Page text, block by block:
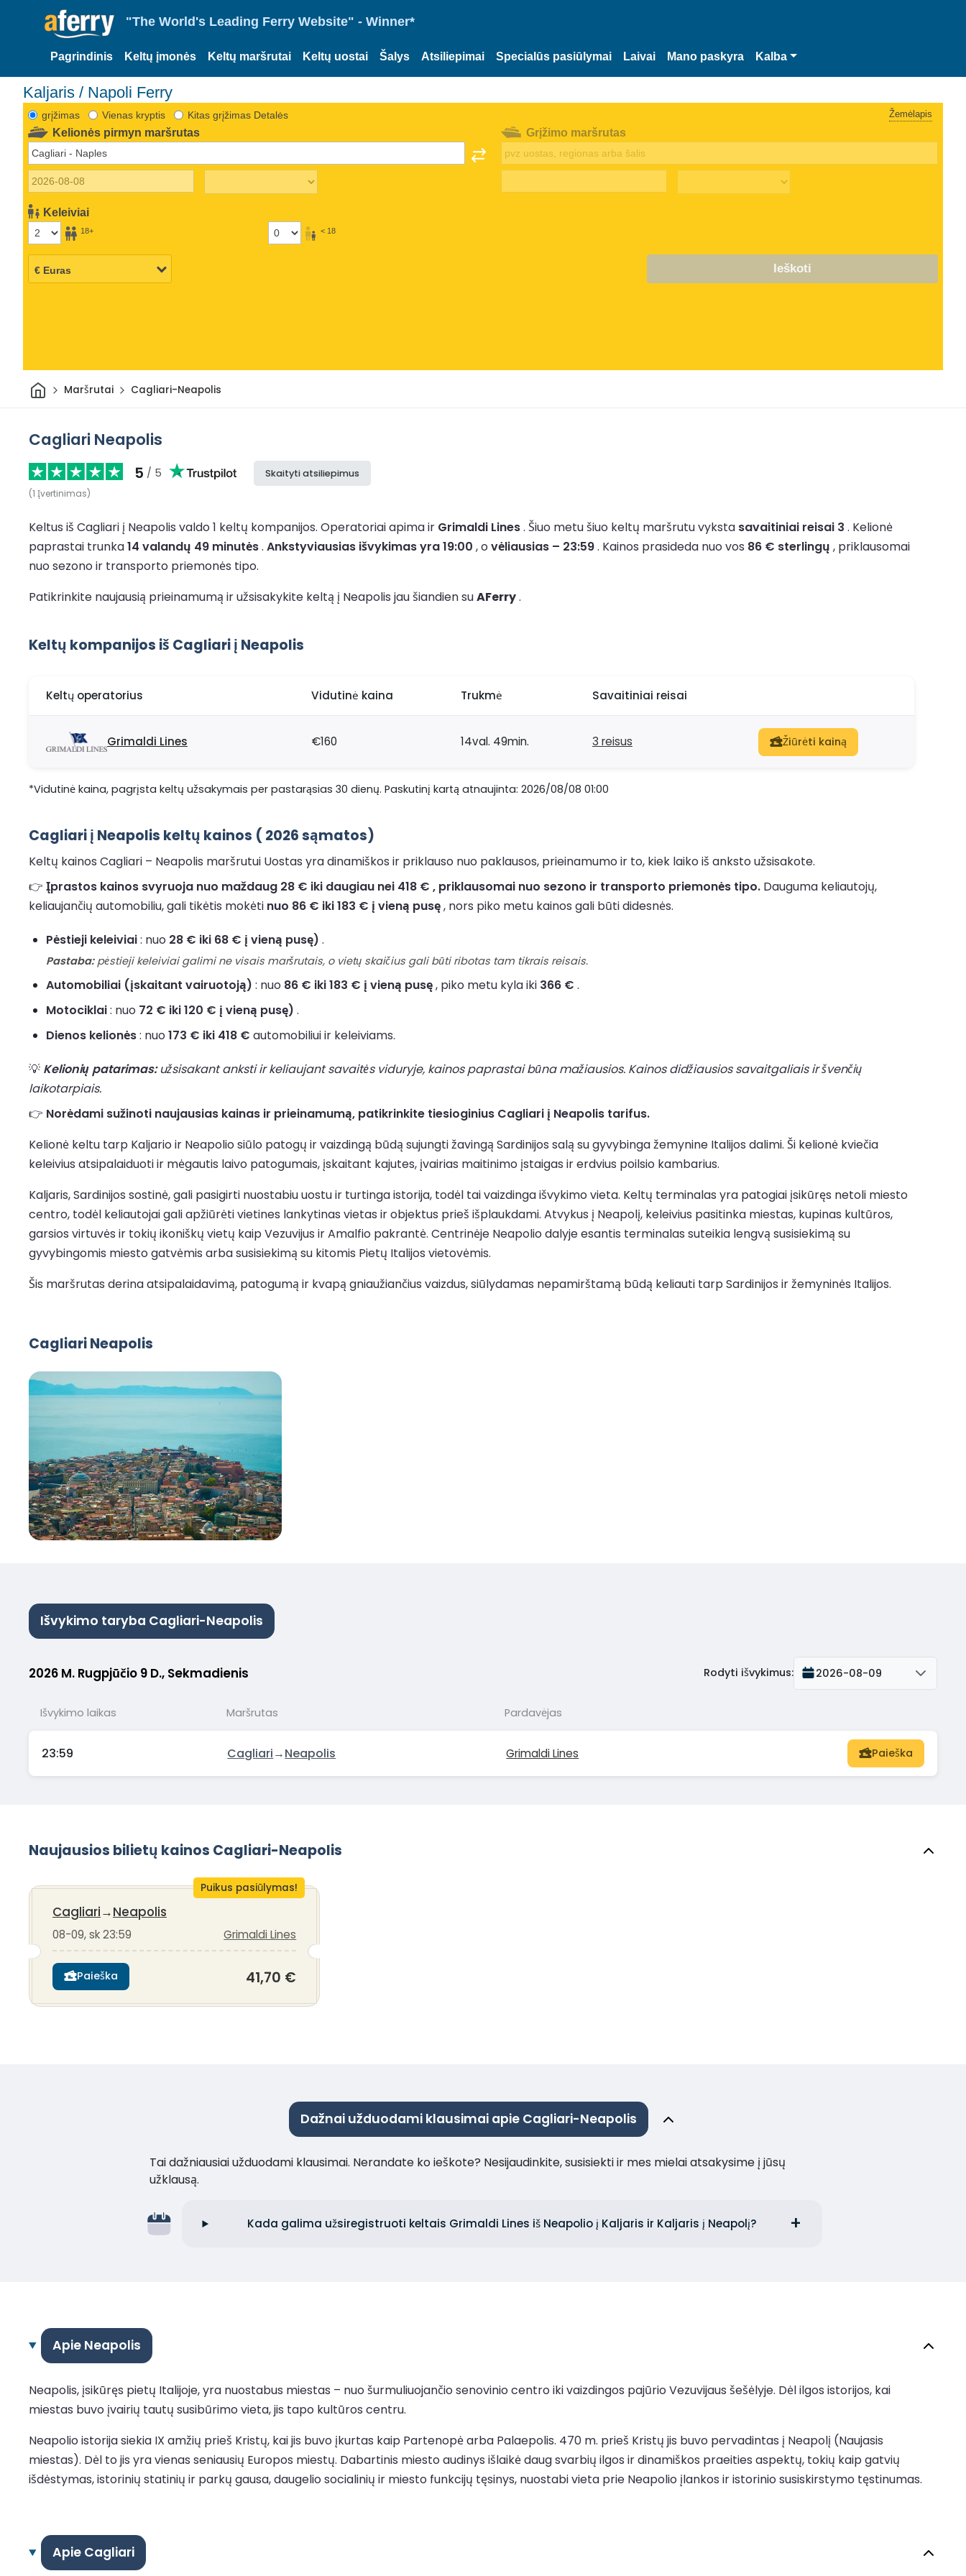
"The World's Leading Ferry Website" - Winner*
Pagrindinis Keltų įmonės Keltų maršrutai Keltų uostai Šalys Atsiliepimai Specialūs pasiūlymai Laivai Mano paskyra Kalba
Kaljaris / Napoli Ferry
grįžimas Vienas kryptis Kitas grįžimas Detalės Žemėlapis
Kelionės pirmyn maršrutas
Keleiviai
18+ < 18
Grįžimo maršrutas
Ieškoti
Pradžia
Maršrutai Cagliari-Neapolis
Cagliari Neapolis
5 / 5
(1 Įvertinimas)
Skaityti atsiliepimus
Keltus iš Cagliari į Neapolis valdo 1 keltų kompanijos. Operatoriai apima ir Grimaldi Lines. Šiuo metu šiuo keltų maršrutu vyksta savaitiniai reisai 3 . Kelionė
paprastai trunka14 valandų 49 minutės. Ankstyviausias išvykimas yra 19:00 , o vėliausias – 23:59. Kainos prasideda nuo vos 86 € sterlingų , priklausomai
nuo sezono ir transporto priemonės tipo.
Patikrinkite naujausią prieinamumą ir užsisakykite keltą į Neapolis jau šiandien suAFerry.
Keltų kompanijos iš Cagliari į Neapolis
Keltų operatorius Vidutinė kaina Trukmė Savaitiniai reisai
Grimaldi Lines €160 14val. 49min. 3 reisus Žiūrėti kainą
*Vidutinė kaina, pagrįsta keltų užsakymais per pastarąsias 30 dienų. Paskutinį kartą atnaujinta: 2026/08/08 01:00
Cagliari į Neapolis keltų kainos ( 2026 sąmatos)
Keltų kainos Cagliari – Neapolis maršrutui Uostas yra dinamiškos ir priklauso nuo paklausos, prieinamumo ir to, kiek laiko iš anksto užsisakote.
👉 Įprastos kainos svyruoja nuo maždaug 28 € iki daugiau nei 418 € , priklausomai nuo sezono ir transporto priemonės tipo. Dauguma keliautojų,
keliaujančių automobiliu, gali tikėtis mokėti nuo 86 € iki 183 € į vieną pusę, nors piko metu kainos gali būti didesnės.
Pėstieji keleiviai: nuo 28 € iki 68 € į vieną pusę) .
Pastaba:pėstieji keleiviai galimi ne visais maršrutais, o vietų skaičius gali būti ribotas tam tikrais reisais.
Automobiliai (įskaitant vairuotoją) : nuo 86 € iki 183 € į vieną pusę, piko metu kyla iki 366 € .
Motociklai: nuo 72 € iki 120 € į vieną pusę) .
Dienos kelionės: nuo 173 € iki 418 € automobiliui ir keleiviams.
💡 Kelionių patarimas:užsisakant anksti ir keliaujant savaitės viduryje, kainos paprastai būna mažiausios. Kainos didžiausios savaitgaliais ir švenčių
laikotarpiais.
👉 Norėdami sužinoti naujausias kainas ir prieinamumą, patikrinkite tiesioginius Cagliari į Neapolis tarifus.
Kelionė keltu tarp Kaljario ir Neapolio siūlo patogų ir vaizdingą būdą sujungti žavingą Sardinijos salą su gyvybinga žemynine Italijos dalimi. Ši kelionė kviečia
keleivius atsipalaiduoti ir mėgautis laivo patogumais, įskaitant kajutes, įvairias maitinimo įstaigas ir erdvius poilsio kambarius.
Kaljaris, Sardinijos sostinė, gali pasigirti nuostabiu uostu ir turtinga istorija, todėl tai vaizdinga išvykimo vieta. Keltų terminalas yra patogiai įsikūręs netoli miesto
centro, todėl keliautojai gali apžiūrėti vietines lankytinas vietas ir objektus prieš išplaukdami. Atvykus į Neapolį, keleivius pasitinka miestas, kupinas kultūros,
garsios virtuvės ir tokių ikoniškų vietų kaip Vezuvijus ir Amalfio pakrantė. Centrinėje Neapolio dalyje esantis terminalas suteikia lengvą susisiekimą su
gyvybingomis miesto gatvėmis arba susisiekimą su kitomis Pietų Italijos vietovėmis.
Šis maršrutas derina atsipalaidavimą, patogumą ir kvapą gniaužiančius vaizdus, siūlydamas nepamirštamą būdą keliauti tarp Sardinijos ir žemyninės Italijos.
Cagliari Neapolis
Išvykimo taryba Cagliari-Neapolis
2026 M. Rugpjūčio 9 D., Sekmadienis Rodyti išvykimus: 2026-08-09
Išvykimo laikas Maršrutas Pardavėjas
23:59 Cagliari→Neapolis Grimaldi Lines Paieška
Naujausios bilietų kainos Cagliari-Neapolis
Puikus pasiūlymas!
Cagliari→Neapolis
08-09, sk 23:59 Grimaldi Lines
Paieška 41,70 €
Dažnai užduodami klausimai apie Cagliari-Neapolis
Tai dažniausiai užduodami klausimai. Nerandate ko ieškote? Nesijaudinkite, susisiekti ir mes mielai atsakysime į jūsų
užklausą.
Kada galima užsiregistruoti keltais Grimaldi Lines iš Neapolio į Kaljaris ir Kaljaris į Neapolį?
Apie Neapolis
Neapolis, įsikūręs pietų Italijoje, yra nuostabus miestas – nuo šurmuliuojančio senovinio centro iki vaizdingos pajūrio Vezuvijaus šešėlyje. Dėl ilgos istorijos, kai
miestas buvo įvairių tautų susibūrimo vieta, jis tapo kultūros centru.
Neapolio istorija siekia IX amžių prieš Kristų, kai jis buvo įkurtas kaip Partenopė arba Palaepolis. 470 m. prieš Kristų jis buvo pervadintas į Neapolį (Naujasis
miestas). Dėl to jis yra vienas seniausių Europos miestų. Dabartinis miesto audinys išlaikė daug svarbių ilgos ir dinamiškos praeities aspektų, tokių kaip gatvių
išdėstymas, istorinių statinių ir parkų gausa, daugelio socialinių ir miesto funkcijų tęsinys, nuostabi vieta prie Neapolio įlankos ir istorinio susiskirstymo tęstinumas.
Apie Cagliari